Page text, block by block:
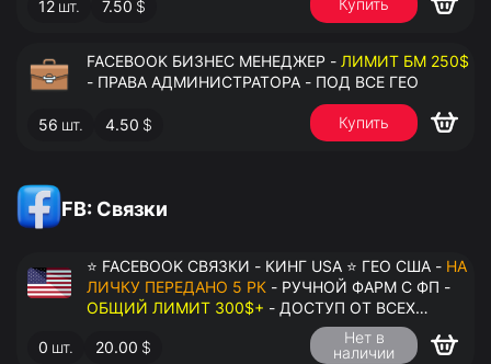
12 шт. 7.50 $ Купить
FACEBOOK БИЗНЕС МЕНЕДЖЕР - ЛИМИТ БМ 250$
- ПРАВА АДМИНИСТРАТОРА - ПОД ВСЕ ГЕО
56 шт. 4.50 $ Купить
FB: Связки
⭐ FACEBOOK СВЯЗКИ - КИНГ USA ⭐ ГЕО США - НА
ЛИЧКУ ПЕРЕДАНО 5 РК - РУЧНОЙ ФАРМ С ФП -
ОБЩИЙ ЛИМИТ 300$+ - ДОСТУП ОТ ВСЕХ
АККАУНТОВ - ПЕРЕДАЧА В АНТИДЕТЕКТ
0 шт. 20.00 $
Нет в
наличии